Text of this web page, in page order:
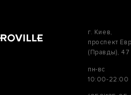
г. Киев,
проспект
(Правды), 47
пн-вс
10:00-22:00